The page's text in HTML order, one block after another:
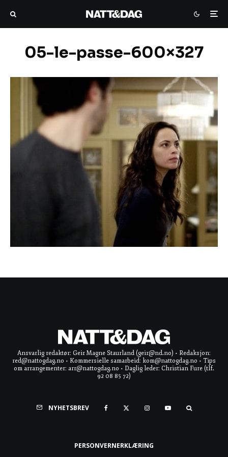
05-le-passe-600×327
Ansvarlig redaktør: Geir Magne Staurland (geir@nd.no) • Redaksjon:
red@nattogdag.no • Kommersielle samarbeid: kom@nattogdag.no • Tips
om arrangementer: arr@nattogdag.no • Daglig leder: Christian Fure (tlf.
92 08 85 72)
NYHETSBREV
PERSONVERNERKLÆRING